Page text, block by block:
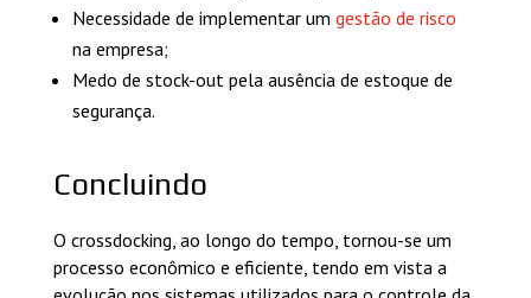
Necessidade de implementar um gestão de risco
na empresa;
Medo de stock-out pela ausência de estoque de
segurança.
Concluindo
O crossdocking, ao longo do tempo, tornou-se um
processo econômico e eficiente, tendo em vista a